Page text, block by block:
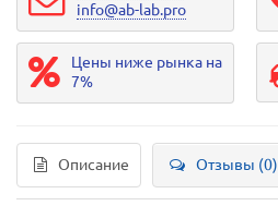
info@ab-lab.pro
Цены ниже рынка на
7%
Описание Отзывы (0)